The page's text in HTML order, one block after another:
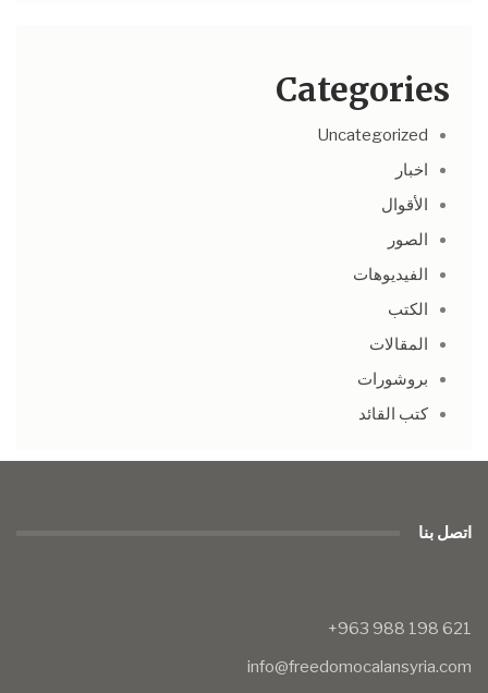
Categories
Uncategorized
اخبار
الأقوال
الصور
الفيديوهات
الكتب
المقالات
بروشورات
كتب القائد
اتصل بنا
info@freedomocalansyria.com